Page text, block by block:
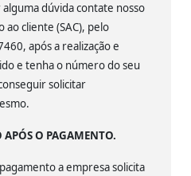
dúvida contate nosso
cliente (SAC), pelo
após a realização e
e tenha o número do seu
solicitar
APÓS O PAGAMENTO.
a empresa solicita